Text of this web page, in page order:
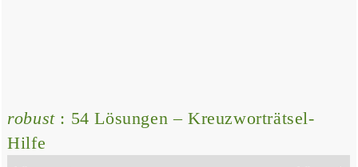
robust: 54 Lösungen – Kreuzworträtsel-
Hilfe